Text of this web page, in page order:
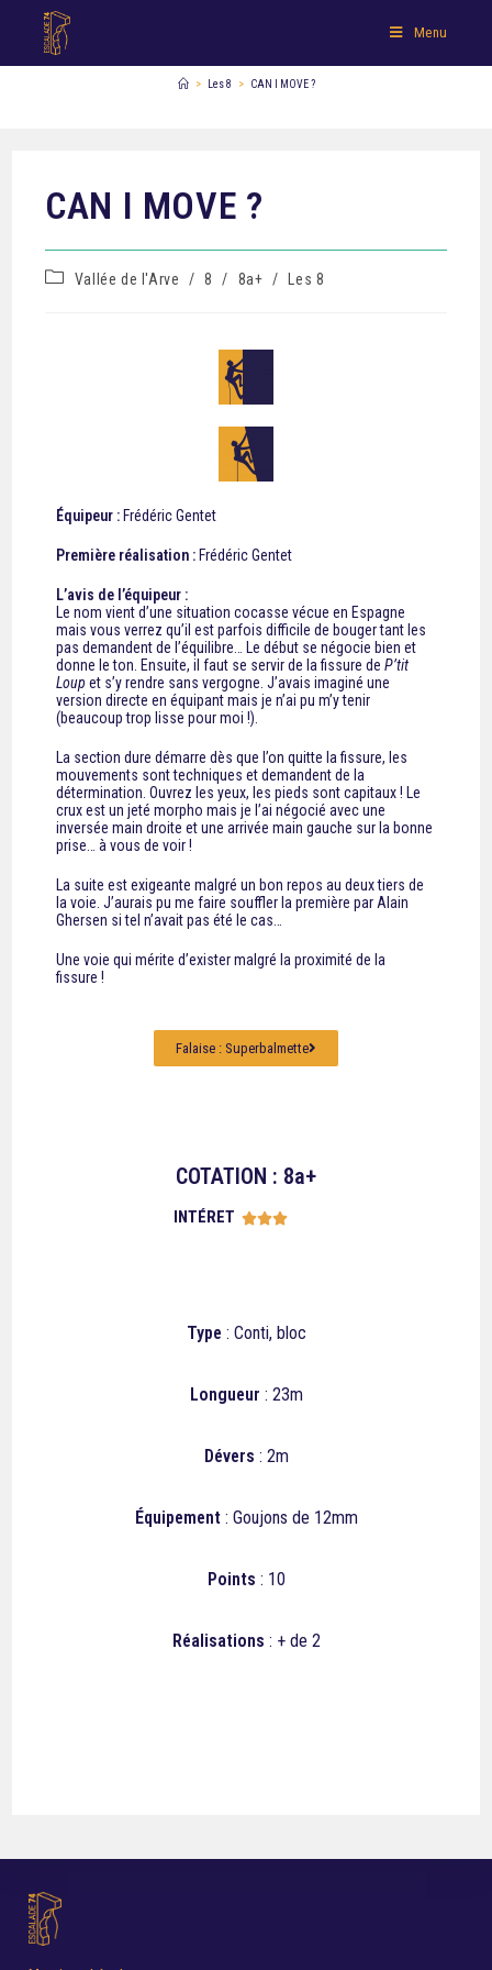
Menu
> Les 8 > CAN I MOVE ?
CAN I MOVE ?
Vallée de l'Arve / 8 / 8a+ / Les 8
Équipeur : Frédéric Gentet
Première réalisation : Frédéric Gentet
L’avis de l’équipeur :
Le nom vient d’une situation cocasse vécue en Espagne
mais vous verrez qu’il est parfois difficile de bouger tant les
pas demandent de l’équilibre… Le début se négocie bien et
donne le ton. Ensuite, il faut se servir de la fissure deP’tit
Loup et s’y rendre sans vergogne. J’avais imaginé une
version directe en équipant mais je n’ai pu m’y tenir
(beaucoup trop lisse pour moi !).
La section dure démarre dès que l’on quitte la fissure, les
mouvements sont techniques et demandent de la
détermination. Ouvrez les yeux, les pieds sont capitaux ! Le
crux est un jeté morpho mais je l’ai négocié avec une
inversée main droite et une arrivée main gauche sur la bonne
prise… à vous de voir !
La suite est exigeante malgré un bon repos au deux tiers de
la voie. J’aurais pu me faire souffler la première par Alain
Ghersen si tel n’avait pas été le cas…
Une voie qui mérite d’exister malgré la proximité de la
fissure !
Falaise : Superbalmette
COTATION : 8a+
INTÉRET 
Type : Conti, bloc
Longueur : 23m
Dévers : 2m
Équipement: Goujons de 12mm
Points : 10
Réalisations : + de 2